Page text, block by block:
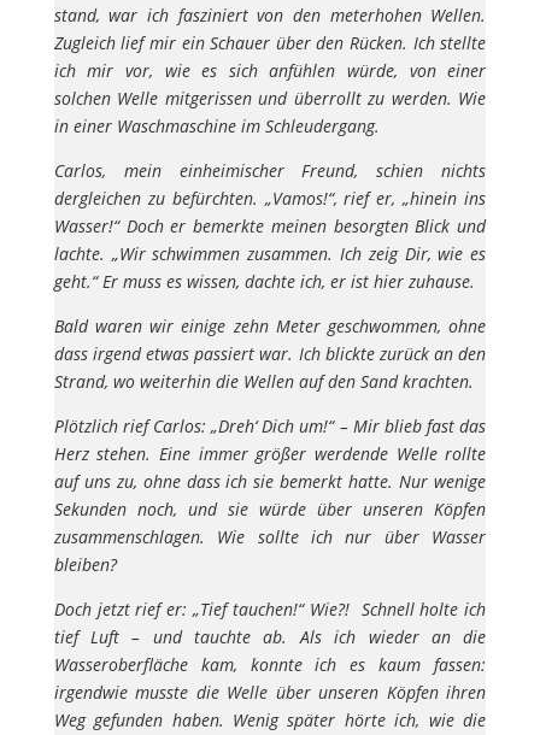
stand, war ich fasziniert von den meterhohen Wellen.
Zugleich lief mir ein Schauer über den Rücken. Ich stellte
ich mir vor, wie es sich anfühlen würde, von einer
solchen Welle mitgerissen und überrollt zu werden. Wie
in einer Waschmaschine im Schleudergang.
Carlos, mein einheimischer Freund, schien nichts
dergleichen zu befürchten. „Vamos!“, rief er, „hinein ins
Wasser!“ Doch er bemerkte meinen besorgten Blick und
lachte. „Wir schwimmen zusammen. Ich zeig Dir, wie es
geht.“ Er muss es wissen, dachte ich, er ist hier zuhause.
Bald waren wir einige zehn Meter geschwommen, ohne
dass irgend etwas passiert war. Ich blickte zurück an den
Strand, wo weiterhin die Wellen auf den Sand krachten.
Plötzlich rief Carlos: „Dreh‘ Dich um!“ – Mir blieb fast das
Herz stehen. Eine immer größer werdende Welle rollte
auf uns zu, ohne dass ich sie bemerkt hatte. Nur wenige
Sekunden noch, und sie würde über unseren Köpfen
zusammenschlagen. Wie sollte ich nur über Wasser
bleiben?
Doch jetzt rief er: „Tief tauchen!“ Wie?! Schnell holte ich
tief Luft – und tauchte ab. Als ich wieder an die
Wasseroberfläche kam, konnte ich es kaum fassen:
irgendwie musste die Welle über unseren Köpfen ihren
Weg gefunden haben. Wenig später hörte ich, wie die